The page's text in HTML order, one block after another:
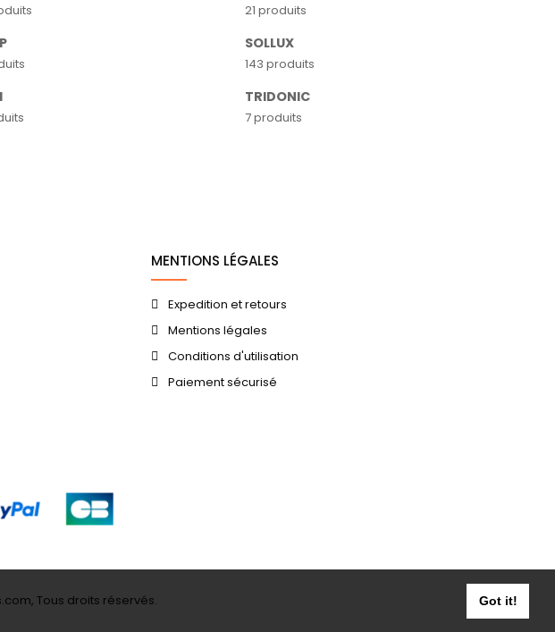
Got it!
21 produits
SOLLUX
143 produits
TRIDONIC
7 produits
MENTIONS LÉGALES
Expedition et retours
Mentions légales
Conditions d'utilisation
Paiement sécurisé
Tous droits réservés.